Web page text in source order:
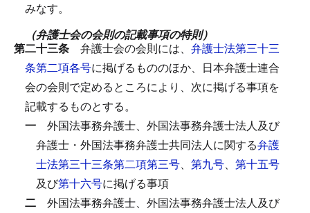
みなす。
（弁護士会の会則の記載事項の特則）
第二十三条 弁護士会の会則には、 弁護士法第三十三
条第二項各号に掲げるもののほか、日本弁護士連合
会の会則で定めるところにより、次に掲げる事項を
記載するものとする。
一 外国法事務弁護士、外国法事務弁護士法人及び
弁護士・外国法事務弁護士共同法人に関する弁護
士法第三十三条第二項第三号、 第九号、 第十五号
及び第十六号に掲げる事項
二 外国法事務弁護士、外国法事務弁護士法人及び